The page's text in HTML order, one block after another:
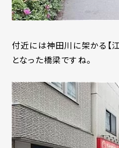
付近には神田川に架かる【
となった橋梁ですね。